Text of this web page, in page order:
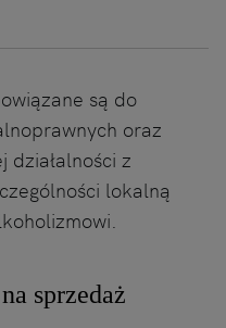
są do
oraz
działalności z
lokalną
sprzedaż